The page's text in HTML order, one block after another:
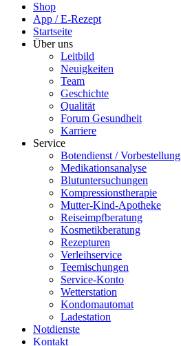
Shop
App / E-Rezept
Startseite
Über uns
Leitbild
Neuigkeiten
Team
Geschichte
Qualität
Forum Gesundheit
Karriere
Service
Botendienst / Vorbestellung
Medikationsanalyse
Blutuntersuchungen
Kompressionstherapie
Mutter-Kind-Apotheke
Reiseimpfberatung
Kosmetikberatung
Rezepturen
Verleihservice
Teemischungen
Service-Konto
Wetterstation
Kondomautomat
Ladestation
Notdienste
Kontakt